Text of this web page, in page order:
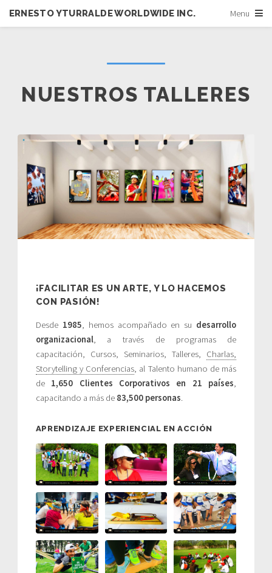
ERNESTO YTURRALDE WORLDWIDE INC. Menu
NUESTROS TALLERES
¡FACILITAR ES UN ARTE, Y LO HACEMOS
CON PASIÓN!
Desde 1985, hemos acompañado en su desarrollo
organizacional, a través de programas de
capacitación, Cursos, Seminarios, Talleres, Charlas,
Storytelling y Conferencias, al Talento humano de más
de 1,650 Clientes Corporativos en 21 países,
capacitando a más de 83,500 personas.
APRENDIZAJE EXPERIENCIAL EN ACCIÓN